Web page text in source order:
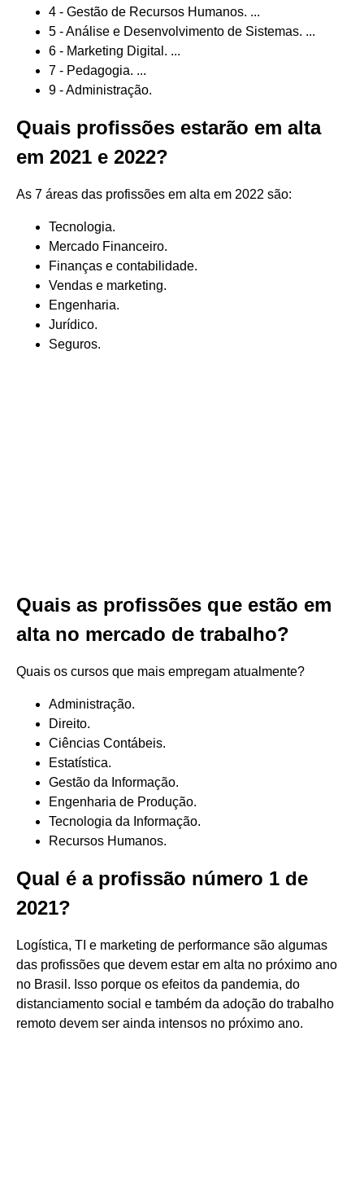
4 - Gestão de Recursos Humanos. ...
5 - Análise e Desenvolvimento de Sistemas. ...
6 - Marketing Digital. ...
7 - Pedagogia. ...
9 - Administração.
Quais profissões estarão em alta
em 2021 e 2022?
As 7 áreas das profissões em alta em 2022 são:
Tecnologia.
Mercado Financeiro.
Finanças e contabilidade.
Vendas e marketing.
Engenharia.
Jurídico.
Seguros.
Quais as profissões que estão em
alta no mercado de trabalho?
Quais os cursos que mais empregam atualmente?
Administração.
Direito.
Ciências Contábeis.
Estatística.
Gestão da Informação.
Engenharia de Produção.
Tecnologia da Informação.
Recursos Humanos.
Qual é a profissão número 1 de
2021?
Logística, TI e marketing de performance são algumas
das profissões que devem estar em alta no próximo ano
no Brasil. Isso porque os efeitos da pandemia, do
distanciamento social e também da adoção do trabalho
remoto devem ser ainda intensos no próximo ano.